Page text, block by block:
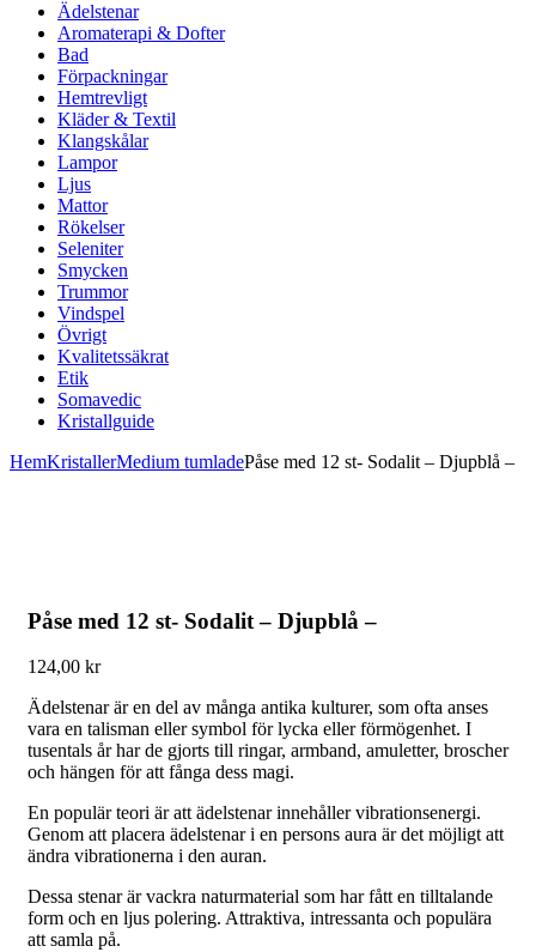
Ädelstenar
Aromaterapi & Dofter
Bad
Förpackningar
Hemtrevligt
Kläder & Textil
Klangskålar
Lampor
Ljus
Mattor
Rökelser
Seleniter
Smycken
Trummor
Vindspel
Övrigt
Kvalitetssäkrat
Etik
Somavedic
Kristallguide
HemKristallerMedium tumladePåse med 12 st- Sodalit – Djupblå –
Påse med 12 st- Sodalit – Djupblå –
124,00 kr
Ädelstenar är en del av många antika kulturer, som ofta anses
vara en talisman eller symbol för lycka eller förmögenhet. I
tusentals år har de gjorts till ringar, armband, amuletter, broscher
och hängen för att fånga dess magi.
En populär teori är att ädelstenar innehåller vibrationsenergi.
Genom att placera ädelstenar i en persons aura är det möjligt att
ändra vibrationerna i den auran.
Dessa stenar är vackra naturmaterial som har fått en tilltalande
form och en ljus polering. Attraktiva, intressanta och populära
att samla på.